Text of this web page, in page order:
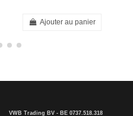
Ajouter au panier
VWB Trading BV - BE 0737.518.318